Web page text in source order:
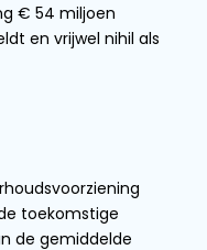
€ 54 miljoen
en vrijwel nihil als
toekomstige
de gemiddelde